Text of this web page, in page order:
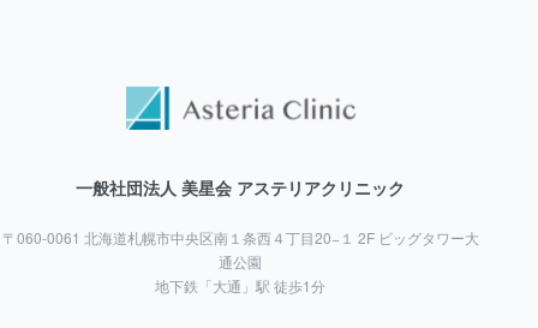
一般社団法人 美星会 アステリアクリニック
〒060-0061 北海道札幌市中央区南１条西４丁目20−１ 2F ビッグタワー大
通公園
地下鉄「大通」駅 徒歩1分